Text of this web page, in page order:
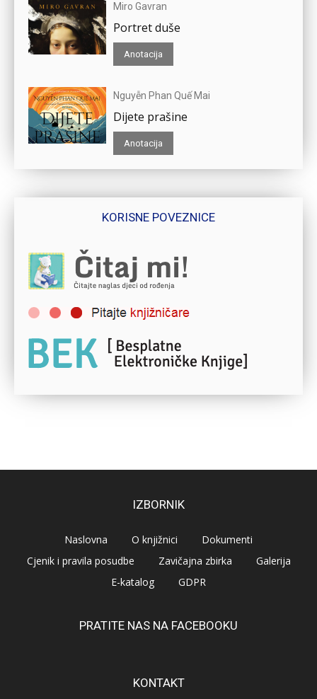
Miro Gavran
Portret duše
Anotacija
Nguyễn Phan Quế Mai
Dijete prašine
Anotacija
KORISNE POVEZNICE
IZBORNIK
Naslovna O knjižnici
Dokumenti
Cjenik i pravila posudbe
Zavičajna zbirka
Galerija
E-katalog
GDPR
PRATITE NAS NA FACEBOOKU
KONTAKT